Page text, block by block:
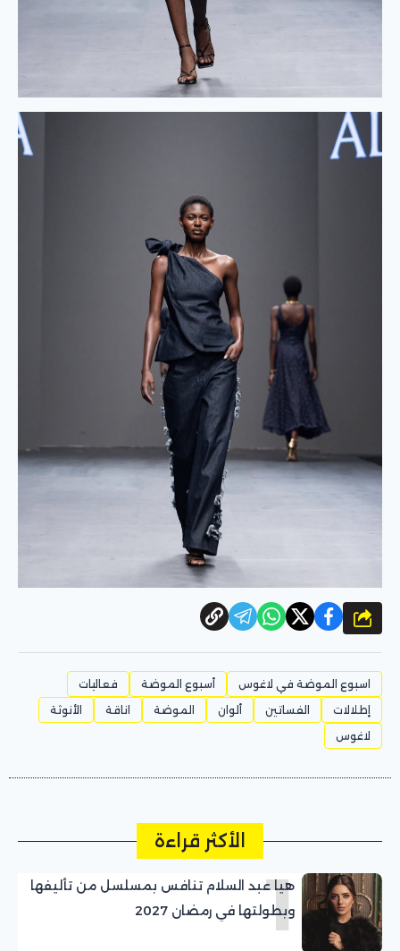
شارك
اسبوع الموضة في لاغوس أسبوع الموضة
فعاليات
إطلالات
الفساتين ألوان الموضة اناقة
الأنوثة
لاغوس
الأكثر قراءة
1
هيا عبد السلام تنافس بمسلسل من تأليفها
وبطولتها في رمضان 2027